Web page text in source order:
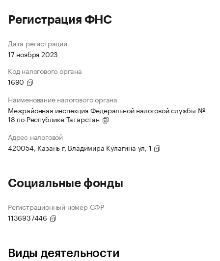
Регистрация ФНС
Дата регистрации
17 ноября 2023
Код налогового органа
1690
Наименование налогового органа
Межрайонная инспекция Федеральной налоговой службы №
18 по Республике Татарстан
Адрес налоговой
420054, Казань г, Владимира Кулагина ул, 1
Социальные фонды
Регистрационный номер СФР
1136937446
Виды деятельности